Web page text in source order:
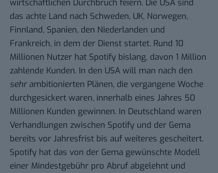
wirtschaftlichen Durchbruch feiern. Die USA sind
das achte Land nach Schweden, UK, Norwegen,
Finnland, Spanien, den Niederlanden und
Frankreich, in dem der Dienst startet. Rund 10
Millionen Nutzer hat Spotify bislang, davon 1 Million
zahlende Kunden. In den USA will man nach den
sehrambitionierten Plänen, die vergangene Woche
durchgesickert waren, innerhalb eines Jahres 50
Millionen Kunden gewinnen. In Deutschland waren
Verhandlungen zwischen Spotify und der Gema
bereits vor Jahresfrist bis auf weiteres gescheitert.
Spotify hat das von der Gema gewünschte Modell
einer Mindestgebühr pro Abruf abgelehnt und